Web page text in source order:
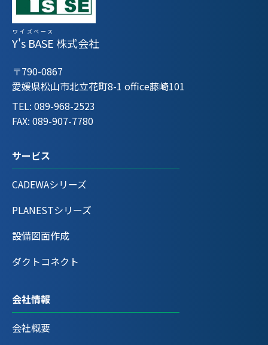
Y's BASE
ワイズベース
株式会社
〒790-0867
愛媛県松山市北立花町8-1 office藤崎101
TEL: 089-968-2523
FAX: 089-907-7780
サービス
CADEWAシリーズ
PLANESTシリーズ
設備図面作成
ダクトコネクト
会社情報
会社概要